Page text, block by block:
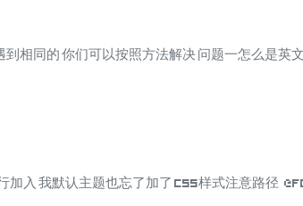
相同的 你们可以按照方法解决 问题一怎么是英
加入 我默认主题也忘了加了 CSS样式注意路径